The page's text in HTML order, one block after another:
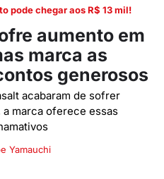
pode chegar aos R$ 13 mil!
aumento em
marca as
generosos
acabaram de sofrer
marca oferece essas
Yamauchi